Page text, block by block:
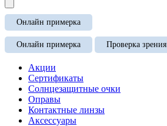
Онлайн примерка
Онлайн примерка Проверка зрения
Акции
Сертификаты
Солнцезащитные очки
Оправы
Контактные линзы
Аксессуары